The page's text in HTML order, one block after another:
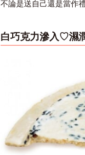
不論是送自己還是當作
白巧克力滲入♡濕